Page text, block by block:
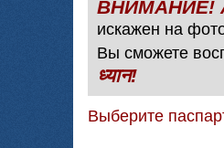
искажен на
Вы сможете
ध्यान!
Выберите